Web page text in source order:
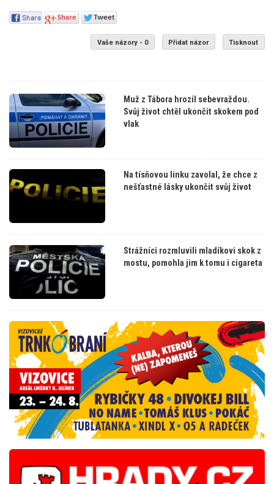
Vaše názory - 0 Přidat názor Tisknout
Muž z Tábora hrozil sebevraždou.
Svůj život chtěl ukončit skokem pod
vlak
Na tísňovou linku zavolal, že chce z
nešťastné lásky ukončit svůj život
Strážníci rozmluvili mladíkovi skok z
mostu, pomohla jim k tomu i cigareta